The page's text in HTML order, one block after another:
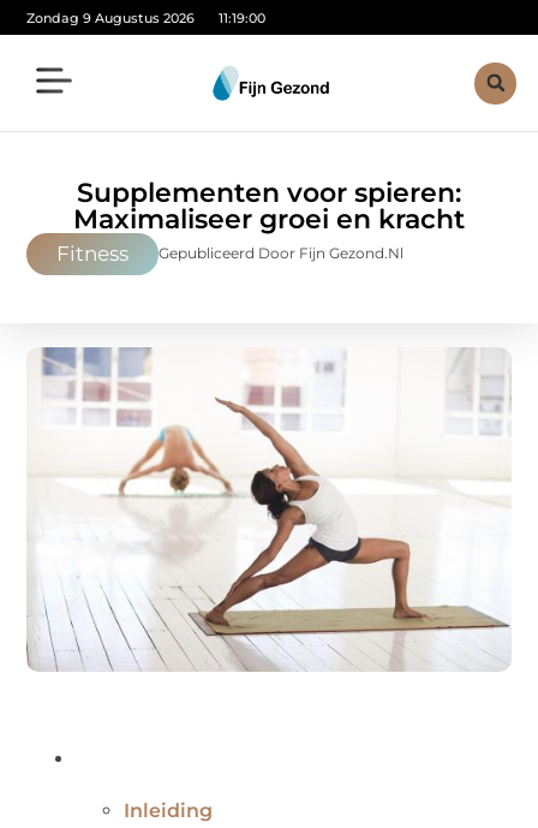
Zondag 9 Augustus 2026 11:19:02
Supplementen voor spieren:
Maximaliseer groei en kracht
Fitness Gepubliceerd Door Fijn Gezond.nl
Inleiding